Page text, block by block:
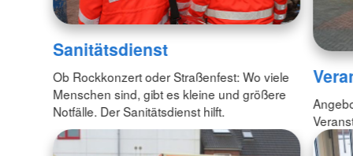
Sanitätsdienst
Ob Rockkonzert oder Straßenfest: Wo viele
Menschen sind, gibt es kleine und größere
Notfälle. Der Sanitätsdienst hilft.